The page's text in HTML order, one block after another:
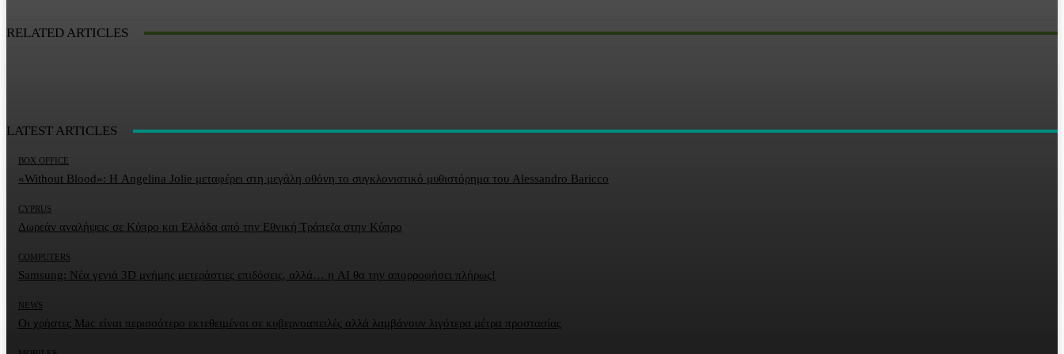
RELATED ARTICLES
LATEST ARTICLES
BOX OFFICE
«Without Blood»: Η Angelina Jolie μεταφέρει στη μεγάλη οθόνη το συγκλονιστικό μυθιστόρημα του Alessandro Baricco
CYPRUS
Δωρεάν αναλήψεις σε Κύπρο και Ελλάδα από την Εθνική Τράπεζα στην Κύπρο
COMPUTERS
Samsung: Νέα γενιά 3D μνήμης μετεράστιες επιδόσεις, αλλά… η AI θα την απορροφήσει πλήρως!
NEWS
Οι χρήστες Mac είναι περισσότερο εκτεθειμένοι σε κυβερνοαπειλές αλλά λαμβάνουν λιγότερα μέτρα προστασίας